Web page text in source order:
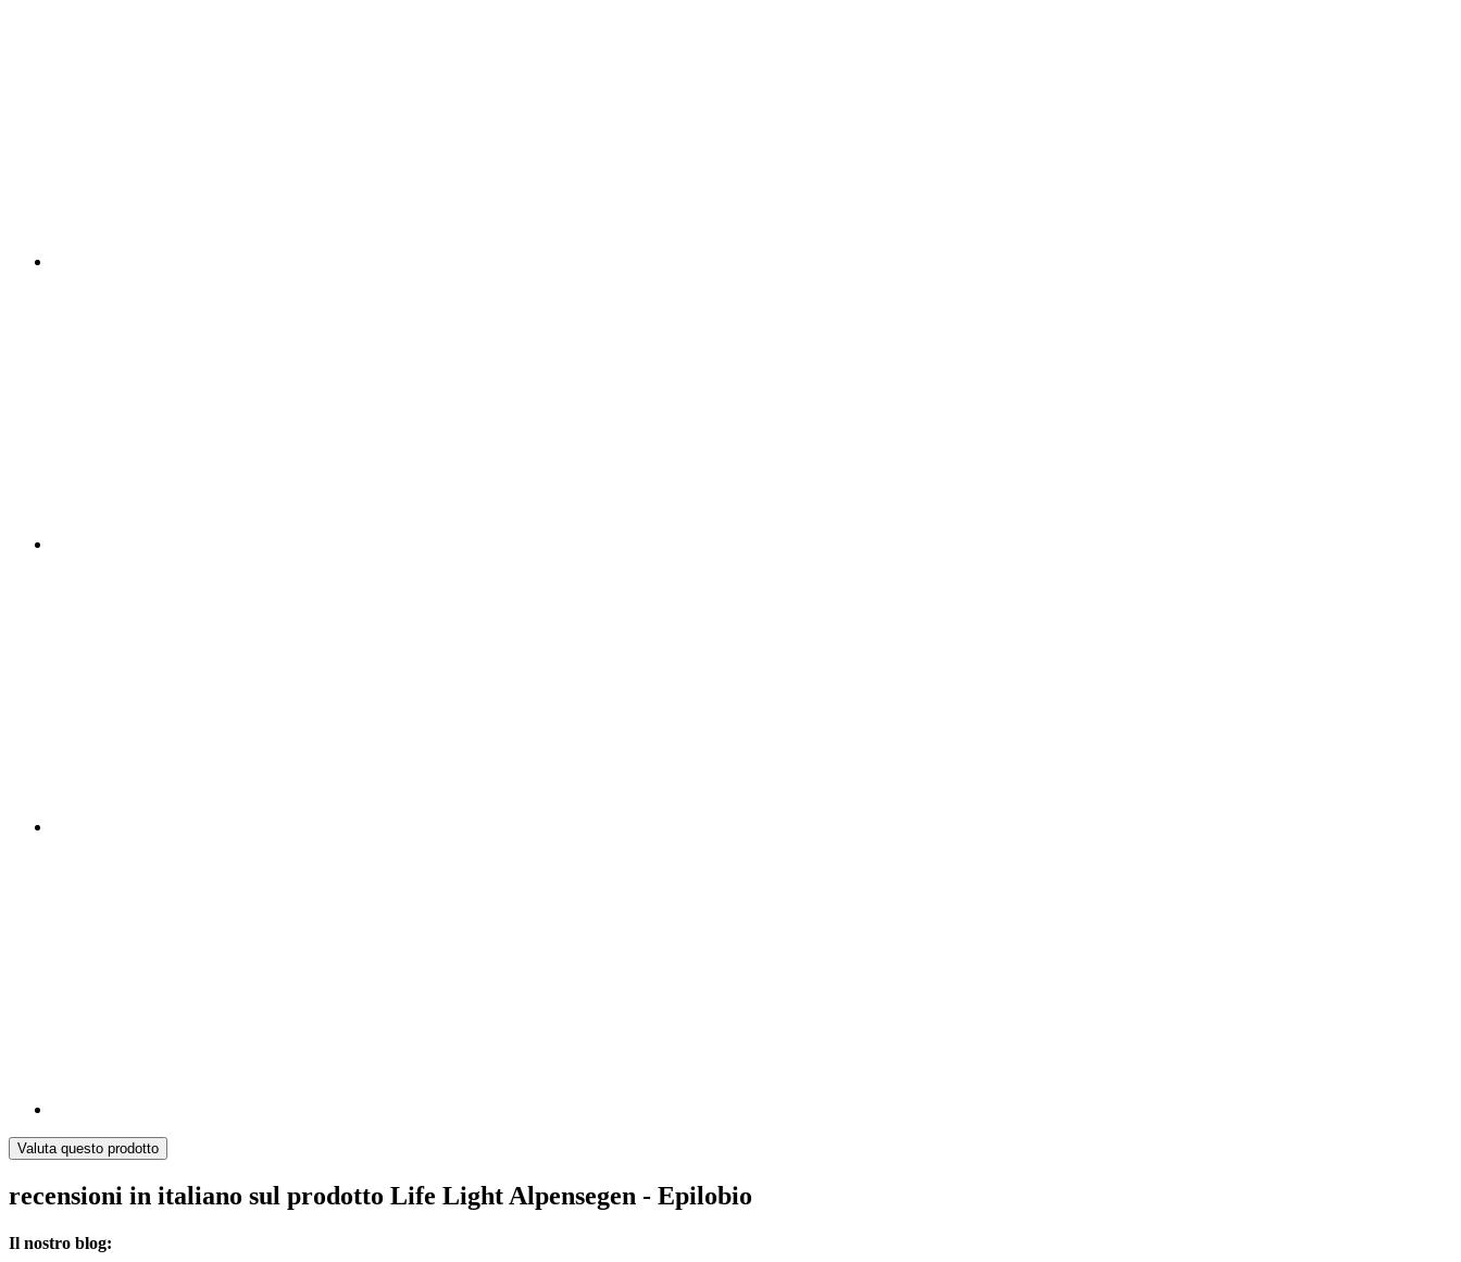
Valuta questo prodotto
recensioni in italiano sul prodotto Life Light Alpensegen - Epilobio
Il nostro blog: